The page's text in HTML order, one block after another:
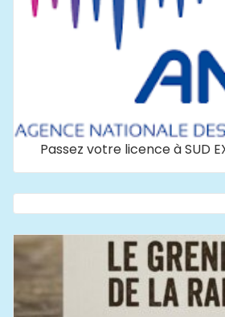
Passez votre licence à SUD